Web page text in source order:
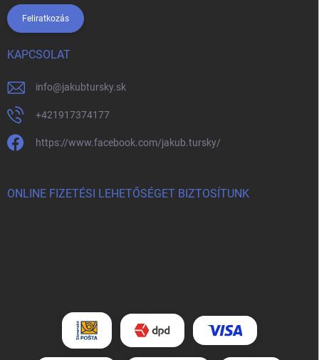
Feliratkozás
KAPCSOLAT
info@jakubtursky.sk
+421917374177
https://www.facebook.com/jakub.tursky/
ONLINE FIZETÉSI LEHETŐSÉGET BIZTOSÍTUNK